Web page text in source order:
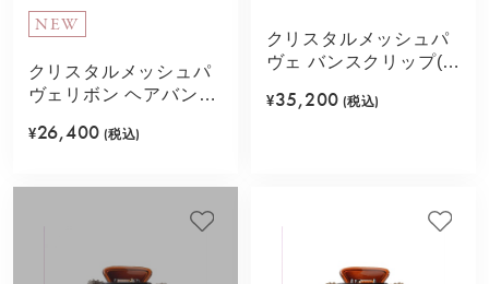
NEW
クリスタルメッシュパ
ヴェリボン ヘアバンド
¥26,400 (税込)
クリスタルメッシュパ
ヴェ バンスクリップ(ホ
¥35,200 (税込)